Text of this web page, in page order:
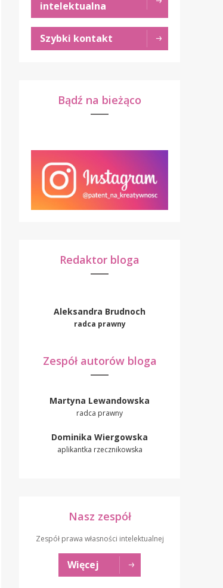
intelektualna
Szybki kontakt
Bądź na bieżąco
Redaktor bloga
Aleksandra Brudnoch
radca prawny
Zespół autorów bloga
Martyna Lewandowska
radca prawny
Dominika Wiergowska
aplikantka rzecznikowska
Nasz zespół
Zespół prawa własności intelektualnej
Więcej